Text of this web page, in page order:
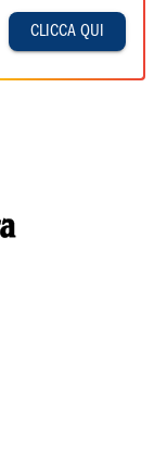
CLICCA QUI